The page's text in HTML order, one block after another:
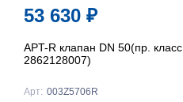
53 630 ₽
APT-R клапан DN 50(пр. класс
2862128007)
Арт: 003Z5706R